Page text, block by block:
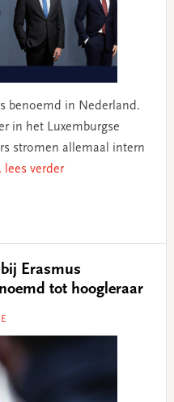
benoemd in Nederland.
in het Luxemburgse
stromen allemaal intern
lees verder
Erasmus
tot hoogleraar